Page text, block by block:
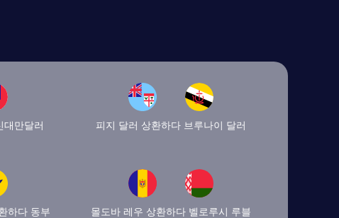
대만달러 피지 달러 상환하다 브루나이 달러
하다 동부
몰도바 레우 상환하다 벨로루시 루블